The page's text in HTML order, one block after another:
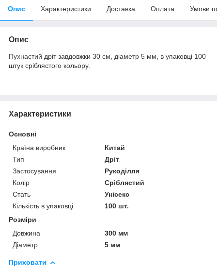
Опис Характеристики Доставка Оплата Умови
Опис
Пухнастий дріт завдовжки 30 см, діаметр 5 мм, в упаковці 100
штук сріблястого кольору.
Характеристики
Основні
Країна виробник
Китай
Тип
Дріт
Застосування
Рукоділля
Колір
Сріблястий
Стать
Унісекс
Кількість в упаковці
100 шт.
Розміри
Довжина
300 мм
Діаметр
5 мм
Приховати